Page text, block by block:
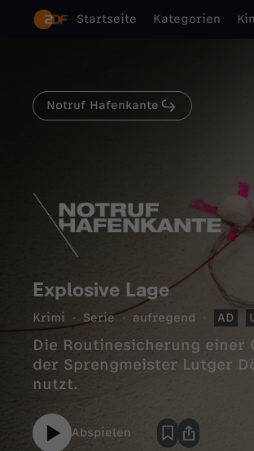
Startseite Kategorien
Notruf Hafenkante
Explosive Lage
Krimi Serie aufregend AD
Die Routinesicherung einer
der Sprengmeister Lutger
nutzt.
Abspielen